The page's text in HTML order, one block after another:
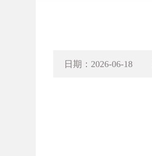
日期：2026-06-18